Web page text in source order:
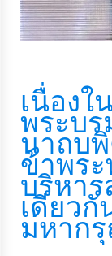
การ
ซื้อ
จัด
จ้าง
การ
เงิน
การ
คลัง
เนื่อง
พระบ
นาถบ
ข้าพร
บริหา
เดียว
มหาก